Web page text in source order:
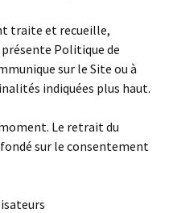
traite et recueille,
Politique de
sur le Site ou à
indiquées plus haut.
Le retrait du
sur le consentement